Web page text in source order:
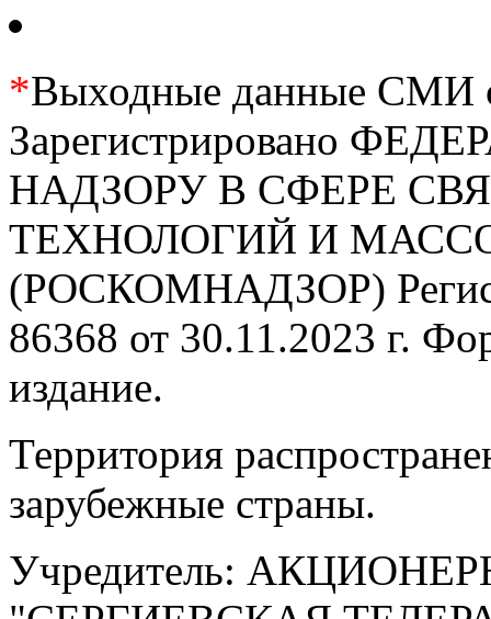
*Выходные данные СМИ
Зарегистрировано
НАДЗОРУ В СФЕРЕ
ТЕХНОЛОГИЙ И
(РОСКОМНАДЗОР)
86368 от 30.11.2023 г.
издание.
Территория
зарубежные страны.
Учредитель: